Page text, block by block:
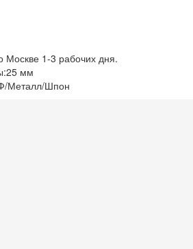
Москве 1-3 рабочих дня.
25 мм
Металл/Шпон